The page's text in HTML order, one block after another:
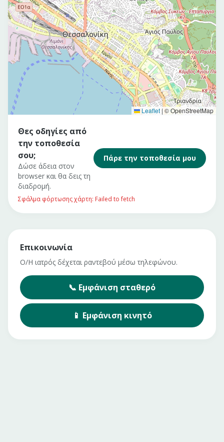
Leaflet |© OpenStreetMap
Θες οδηγίες από
την τοποθεσία
σου;
Δώσε άδεια στον
browser και θα δεις τη
διαδρομή.
Πάρε την τοποθεσία μου
Σφάλμα φόρτωσης χάρτη: Failed to fetch
Επικοινωνία
Ο/Η ιατρός δέχεται ραντεβού μέσω τηλεφώνου.
📞 Εμφάνιση σταθερό
📱 Εμφάνιση κινητό